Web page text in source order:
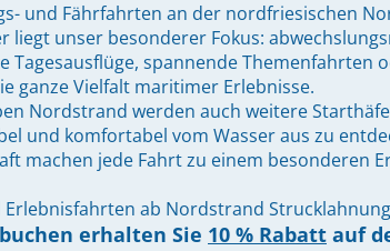
und Fährfahrten an der nordfriesischen
unser besonderer Fokus:
spannende Themenfahrten
ganze Vielfalt maritimer Erlebnisse.
Nordstrand werden auch weitere
und komfortabel vom Wasser aus zu
machen jede Fahrt zu einem besonderen
Erlebnisfahrten ab Nordstrand
erhalten Sie 10 % Rabatt auf